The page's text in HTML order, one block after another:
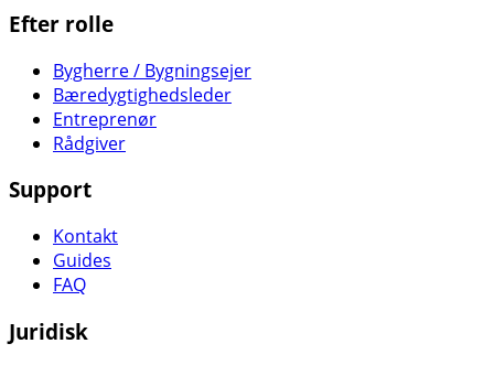
Efter rolle
Bygherre / Bygningsejer
Bæredygtighedsleder
Entreprenør
Rådgiver
Support
Kontakt
Guides
FAQ
Juridisk